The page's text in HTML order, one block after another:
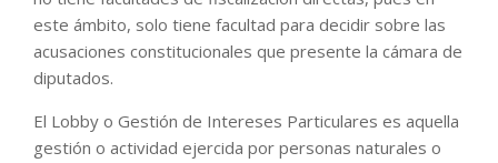
este ámbito, solo tiene facultad para decidir sobre las
acusaciones constitucionales que presente la cámara de
diputados.
El Lobby o Gestión de Intereses Particulares es aquella
gestión o actividad ejercida por personas naturales o